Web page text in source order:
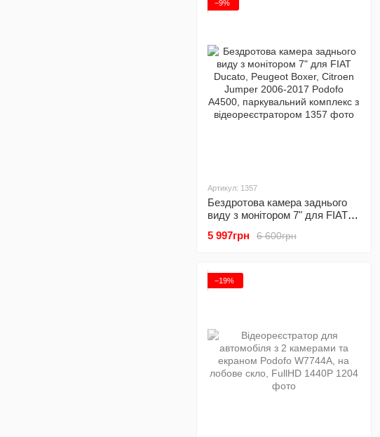
−9%
Артикул: 1357
Бездротова камера заднього
виду з монітором 7" для FIAT
Jumper 2006-2017 Podofo
6 600грн
5 997грн
−19%